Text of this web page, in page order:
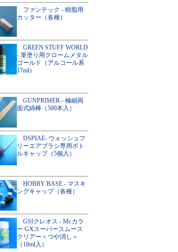
ファンテック - 樹脂用
カッター（各種）
GREEN STUFF WORLD
- 筆塗り用クロームメタル
ゴールド（アルコール系
17ml）
GUNPRIMER - 極細両
面式綿棒（500本入）
DSPIAE- ウォッシュフ
リーエアブラシ専用ボト
ルキャップ（5個入）
HOBBY BASE - マスキ
ングキャップ（各種）
GSIクレオス - Mr.カラ
ー GXスーパースムース
クリアー＜つや消し＞
（18ml入）